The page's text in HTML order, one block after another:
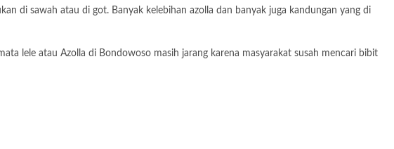
di sawah atau di got. Banyak kelebihan azolla dan banyak juga kandungan yang di
lele atau Azolla di Bondowoso masih jarang karena masyarakat susah mencari bibit